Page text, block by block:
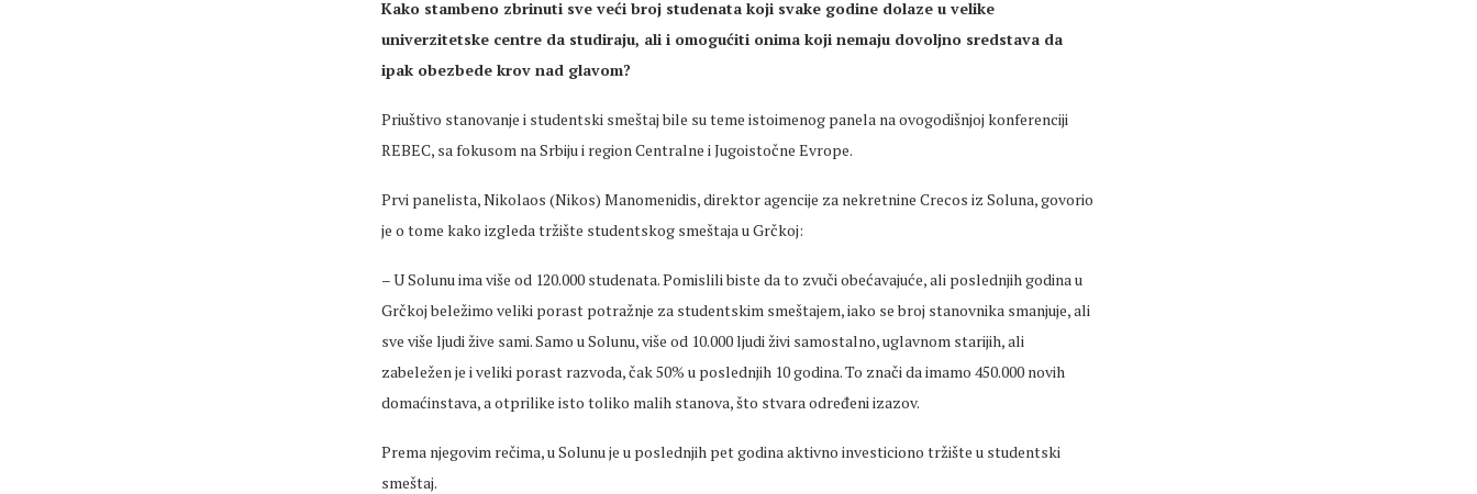
Kako stambeno zbrinuti sve veći broj studenata koji svake godine dolaze u velike
univerzitetske centre da studiraju, ali i omogućiti onima koji nemaju dovoljno sredstava da
ipak obezbede krov nad glavom?
Priuštivo stanovanje i studentski smeštaj bile su teme istoimenog panela na ovogodišnjoj konferenciji
REBEC, sa fokusom na Srbiju i region Centralne i Jugoistočne Evrope.
Prvi panelista, Nikolaos (Nikos) Manomenidis, direktor agencije za nekretnine Crecos iz Soluna, govorio
je o tome kako izgleda tržište studentskog smeštaja u Grčkoj:
– U Solunu ima više od 120.000 studenata. Pomislili biste da to zvuči obećavajuće, ali poslednjih godina u
Grčkoj beležimo veliki porast potražnje za studentskim smeštajem, iako se broj stanovnika smanjuje, ali
sve više ljudi žive sami. Samo u Solunu, više od 10.000 ljudi živi samostalno, uglavnom starijih, ali
zabeležen je i veliki porast razvoda, čak 50% u poslednjih 10 godina. To znači da imamo 450.000 novih
domaćinstava, a otprilike isto toliko malih stanova, što stvara određeni izazov.
Prema njegovim rečima, u Solunu je u poslednjih pet godina aktivno investiciono tržište u studentski
smeštaj.